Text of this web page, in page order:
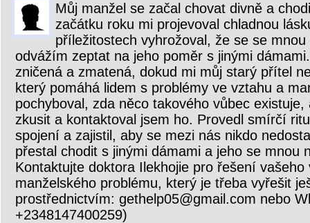
Můj manžel se začal chovat divně a
začátku roku mi projevoval chladnou
příležitostech vyhrožoval, že se se
odvážím zeptat na jeho poměr s jinými
zničená a zmatená, dokud mi můj starý přítel
který pomáhá lidem s problémy ve vztahu a
pochyboval, zda něco takového vůbec
zkusit a kontaktoval jsem ho. Provedl smírčí
spojení a zajistil, aby se mezi nás nikdo
přestal chodit s jinými dámami a jeho se mnou
Kontaktujte doktora Ilekhojie pro řešení vašeho
manželského problému, který je třeba vyřešit
prostřednictvím: gethelp05@gmail.com nebo
+2348147400259)